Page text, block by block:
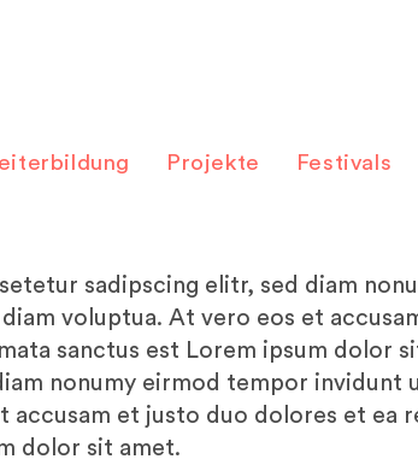
Projekte Festivals
sadipscing elitr, sed diam
voluptua. At vero eos et
sanctus est Lorem ipsum dolor
nonumy eirmod tempor invidunt
accusam et justo duo dolores et ea
dolor sit amet.